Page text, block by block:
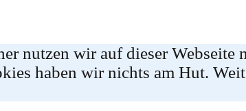
nutzen wir auf dieser Webseite
haben wir nichts am Hut.